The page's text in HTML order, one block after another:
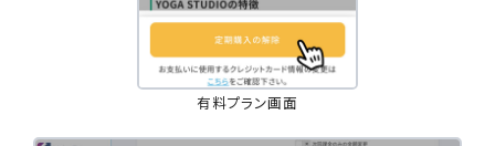
有料プラン画面